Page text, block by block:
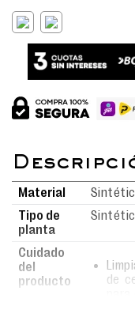
Material
Tipo de
planta
Cuidado
del
producto
de